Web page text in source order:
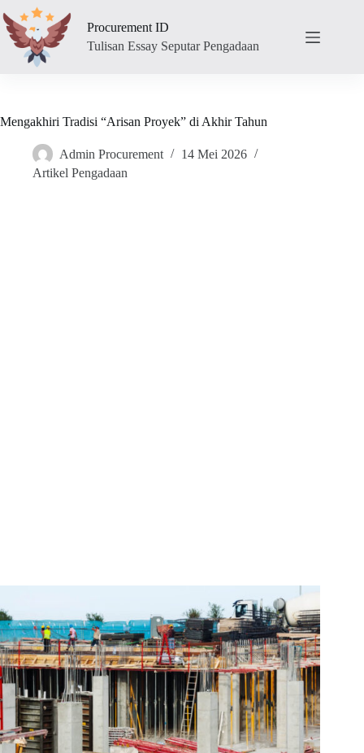
to
content
Procurement ID
Tulisan Essay Seputar Pengadaan
Mengakhiri Tradisi “Arisan Proyek” di Akhir Tahun
Admin Procurement
14 Mei 2026
Artikel Pengadaan